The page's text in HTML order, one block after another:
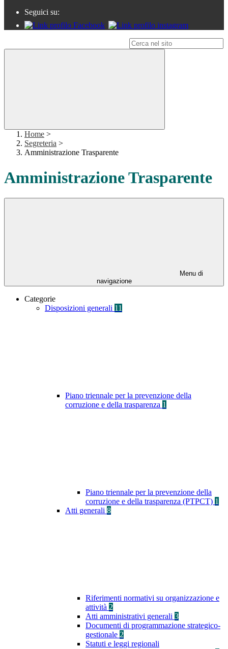
Seguici su:
Home >
Segreteria >
Amministrazione Trasparente
Amministrazione Trasparente
Menu di
navigazione
Categorie
Disposizioni generali 11
Piano triennale per la prevenzione della
corruzione e della trasparenza 1
Piano triennale per la prevenzione della
corruzione e della trasparenza (PTPCT) 1
Atti generali 8
Riferimenti normativi su organizzazione e
attività 2
Atti amministrativi generali 3
Documenti di programmazione strategico-
gestionale 2
Statuti e leggi regionali